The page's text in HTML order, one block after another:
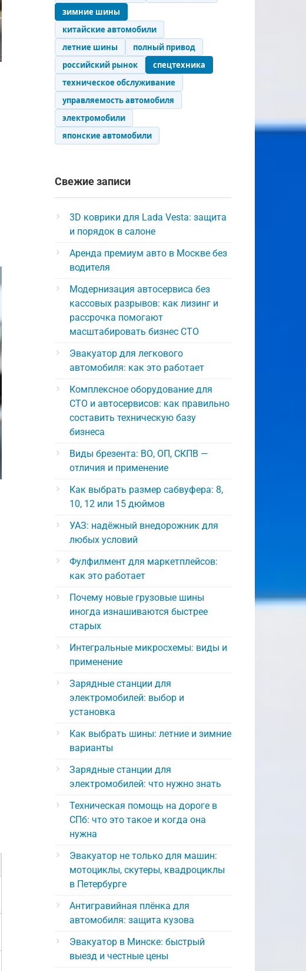
зимние шины
китайские автомобили
летние шины
полный привод
российский рынок
спецтехника
техническое обслуживание
управляемость автомобиля
электромобили
японские автомобили
Свежие записи
3D коврики для Lada Vesta: защита
и порядок в салоне
Аренда премиум авто в Москве без
водителя
Модернизация автосервиса без
кассовых разрывов: как лизинг и
рассрочка помогают
масштабировать бизнес СТО
Эвакуатор для легкового
автомобиля: как это работает
Комплексное оборудование для
СТО и автосервисов: как правильно
составить техническую базу
бизнеса
Виды брезента: ВО, ОП, СКПВ —
отличия и применение
Как выбрать размер сабвуфера: 8,
10, 12 или 15 дюймов
УАЗ: надёжный внедорожник для
любых условий
Фулфилмент для маркетплейсов:
как это работает
Почему новые грузовые шины
иногда изнашиваются быстрее
старых
Интегральные микросхемы: виды и
применение
Зарядные станции для
электромобилей: выбор и
установка
Как выбрать шины: летние и зимние
варианты
Зарядные станции для
электромобилей: что нужно знать
Техническая помощь на дороге в
СПб: что это такое и когда она
нужна
Эвакуатор не только для машин:
мотоциклы, скутеры, квадроциклы
в Петербурге
Антигравийная плёнка для
автомобиля: защита кузова
Эвакуатор в Минске: быстрый
выезд и честные цены